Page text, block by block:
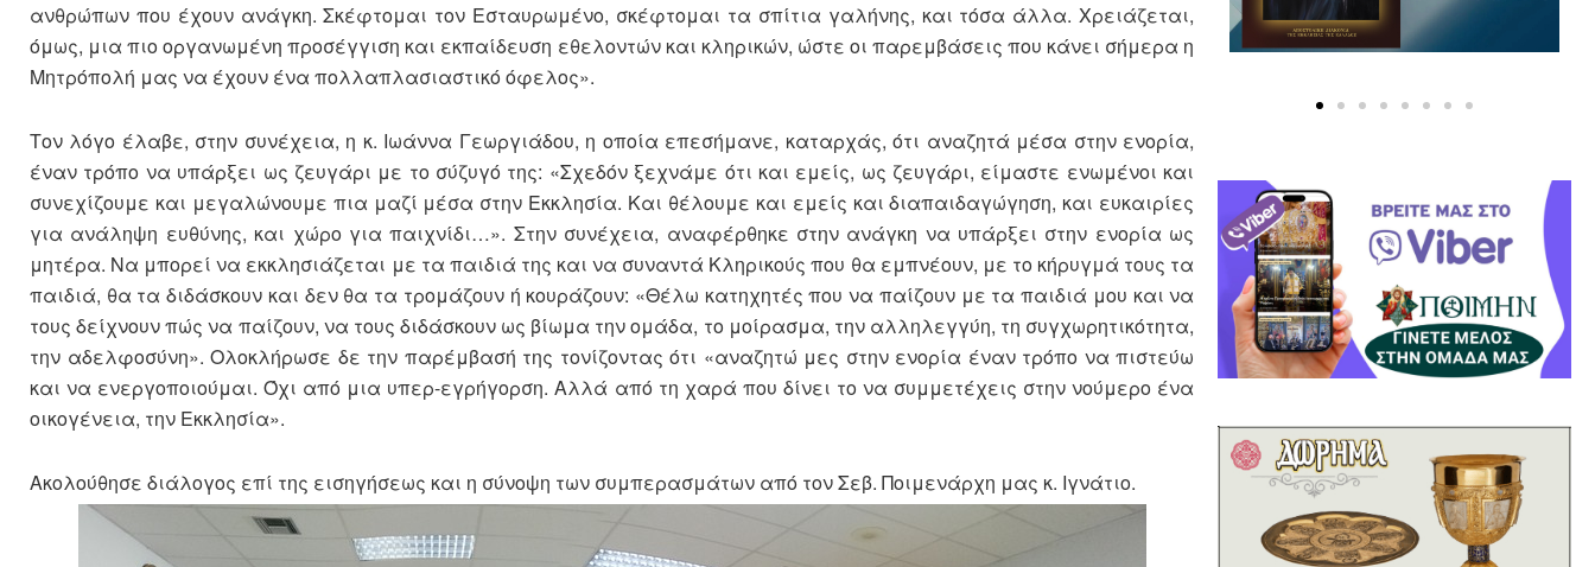
ανθρώπων που έχουν ανάγκη. Σκέφτομαι τον Εσταυρωμένο, σκέφτομαι τα σπίτια γαλήνης, και τόσα άλλα. Χρειάζεται,
όμως, μια πιο οργανωμένη προσέγγιση και εκπαίδευση εθελοντών και κληρικών, ώστε οι παρεμβάσεις που κάνει σήμερα η
Μητρόπολή μας να έχουν ένα πολλαπλασιαστικό όφελος».
Τον λόγο έλαβε, στην συνέχεια, η κ. Ιωάννα Γεωργιάδου, η οποία επεσήμανε, καταρχάς, ότι αναζητά μέσα στην ενορία,
έναν τρόπο να υπάρξει ως ζευγάρι με το σύζυγό της: «Σχεδόν ξεχνάμε ότι και εμείς, ως ζευγάρι, είμαστε ενωμένοι και
συνεχίζουμε και μεγαλώνουμε πια μαζί μέσα στην Εκκλησία. Και θέλουμε και εμείς και διαπαιδαγώγηση, και ευκαιρίες
για ανάληψη ευθύνης, και χώρο για παιχνίδι…». Στην συνέχεια, αναφέρθηκε στην ανάγκη να υπάρξει στην ενορία ως
μητέρα. Να μπορεί να εκκλησιάζεται με τα παιδιά της και να συναντά Κληρικούς που θα εμπνέουν, με το κήρυγμά τους τα
παιδιά, θα τα διδάσκουν και δεν θα τα τρομάζουν ή κουράζουν: «Θέλω κατηχητές που να παίζουν με τα παιδιά μου και να
τους δείχνουν πώς να παίζουν, να τους διδάσκουν ως βίωμα την ομάδα, το μοίρασμα, την αλληλεγγύη, τη συγχωρητικότητα,
την αδελφοσύνη». Ολοκλήρωσε δε την παρέμβασή της τονίζοντας ότι «αναζητώ μες στην ενορία έναν τρόπο να πιστεύω
και να ενεργοποιούμαι. Όχι από μια υπερ-εγρήγορση. Αλλά από τη χαρά που δίνει το να συμμετέχεις στην νούμερο ένα
οικογένεια, την Εκκλησία».
Ακολούθησε διάλογος επί της εισηγήσεως και η σύνοψη των συμπερασμάτων από τον Σεβ. Ποιμενάρχη μας κ. Ιγνάτιο.